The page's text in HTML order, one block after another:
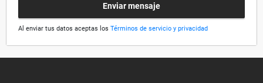
Enviar mensaje
Al enviar tus datos aceptas los Términos de servicio y privacidad